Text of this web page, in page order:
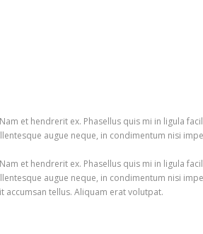
et hendrerit ex. Phasellus quis mi in ligula
augue neque, in condimentum nisi
et hendrerit ex. Phasellus quis mi in ligula
augue neque, in condimentum nisi
accumsan tellus. Aliquam erat volutpat.